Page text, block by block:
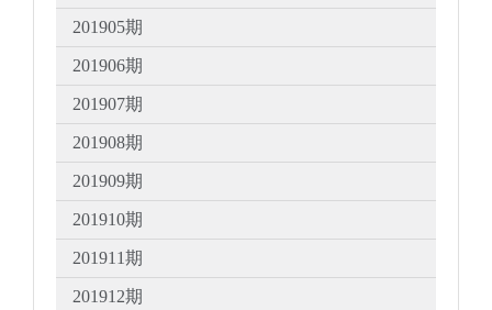
201905期
201906期
201907期
201908期
201909期
201910期
201911期
201912期